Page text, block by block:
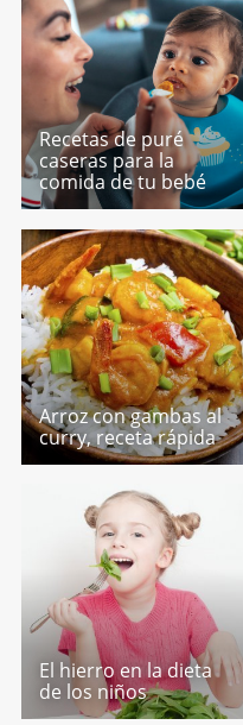
Recetas de puré
caseras para la
comida de tu bebé
Arroz con gambas al
curry, receta rápida
El hierro en la dieta
de los niños